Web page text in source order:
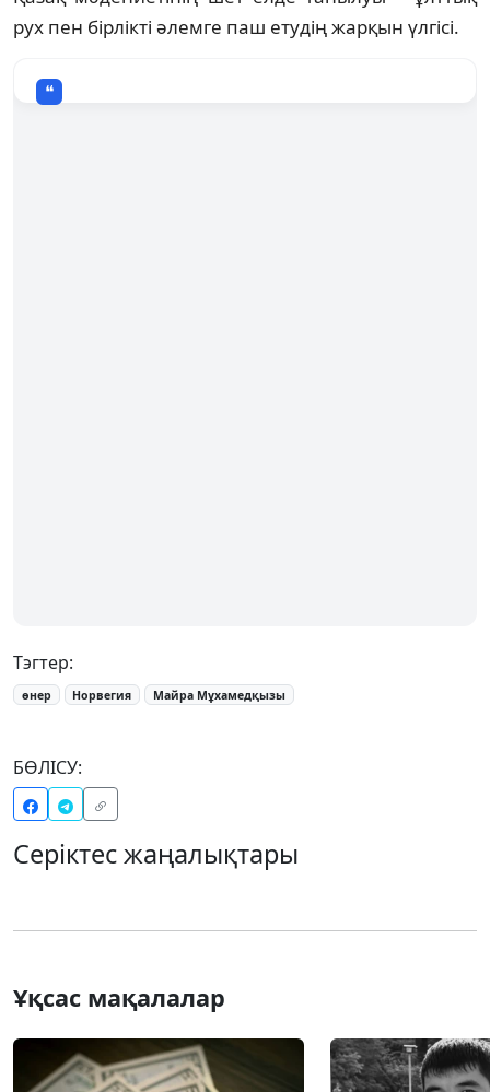
рух пен бірлікті әлемге паш етудің жарқын үлгісі.
Тэгтер:
өнер Норвегия Майра Мұхамедқызы
БӨЛІСУ:
Серіктес жаңалықтары
Ұқсас мақалалар